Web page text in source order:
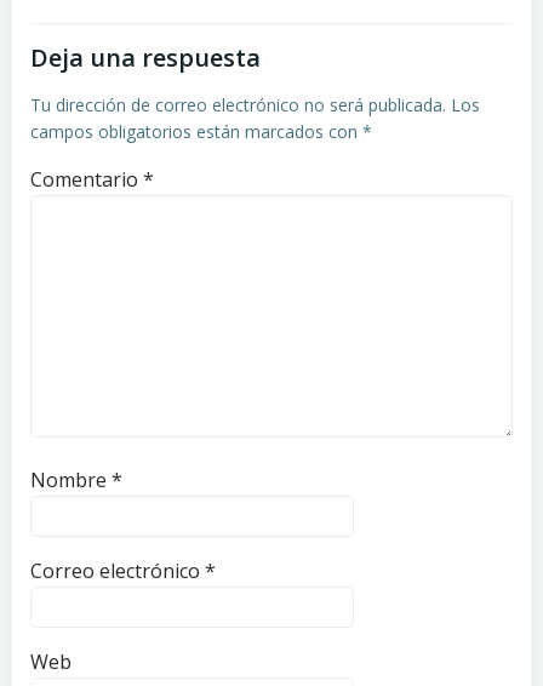
entradas
entradas
Deja una respuesta
Tu dirección de correo electrónico no será publicada. Los
campos obligatorios están marcados con *
Comentario *
Nombre *
Correo electrónico *
Web